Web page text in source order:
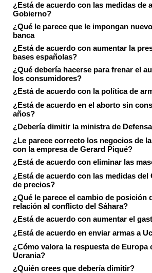
¿Está de acuerdo con las medidas de
Gobierno?
¿Qué le parece que le impongan
banca
¿Está de acuerdo con aumentar la
bases españolas?
¿Qué debería hacerse para frenar el
los consumidores?
¿Está de acuerdo con la política de
¿Está de acuerdo en el aborto sin
años?
¿Debería dimitir la ministra de
¿Le parece correcto los negocios de
con la empresa de Gerard Piqué?
¿Está de acuerdo con eliminar las
¿Está de acuerdo con las medidas
de precios?
¿Qué le parece el cambio de posición
relación al conflicto del Sáhara?
¿Está de acuerdo con aumentar el
¿Está de acuerdo en enviar armas a
¿Cómo valora la respuesta de Europa
Ucrania?
¿Quién crees que debería dimitir?